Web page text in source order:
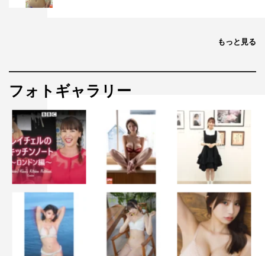
もっと見る
フォトギャラリー